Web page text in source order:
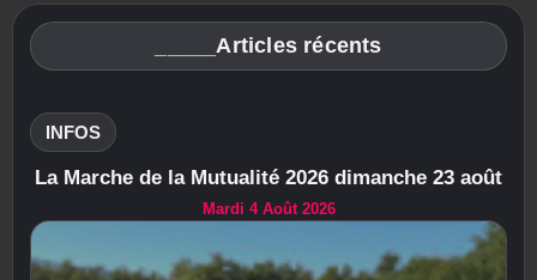
_____Articles récents
INFOS
La Marche de la Mutualité 2026 dimanche 23 août
Mardi 4 Août 2026